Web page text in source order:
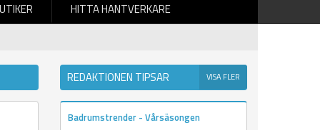
HITTA HANTVERKARE
REDAKTIONEN TIPSAR VISA FLER
Badrumstrender - Vårsäsongen